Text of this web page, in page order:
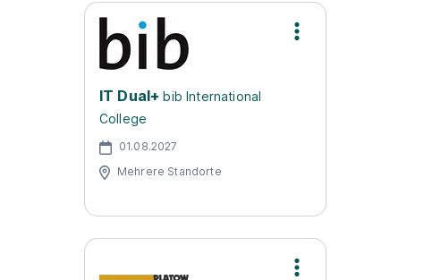
IT Dual+ bib International
College
01.08.2027
Mehrere Standorte